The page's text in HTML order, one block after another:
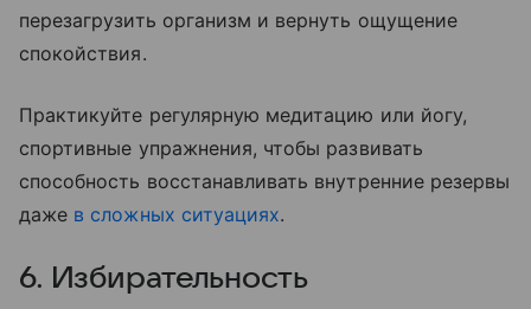
перезагрузить организм и вернуть ощущение
спокойствия.
Практикуйте регулярную медитацию или йогу,
спортивные упражнения, чтобы развивать
способность восстанавливать внутренние резервы
даже в сложных ситуациях.
6. Избирательность